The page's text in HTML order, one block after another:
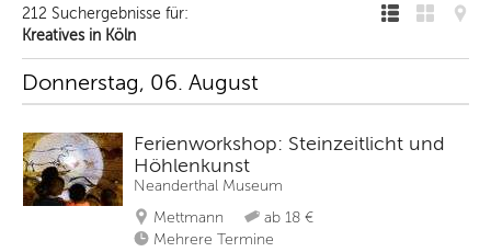
HANNOVER
DRESDEN
NÜRNBERG
WIEN
ANDERE
REGIONEN
212 Suchergebnisse für:
Kreatives in Köln
Donnerstag, 06. August
Ferienworkshop: Steinzeitlicht und
Höhlenkunst
Neanderthal Museum
Mettmann
ab 18 €
Mehrere Termine